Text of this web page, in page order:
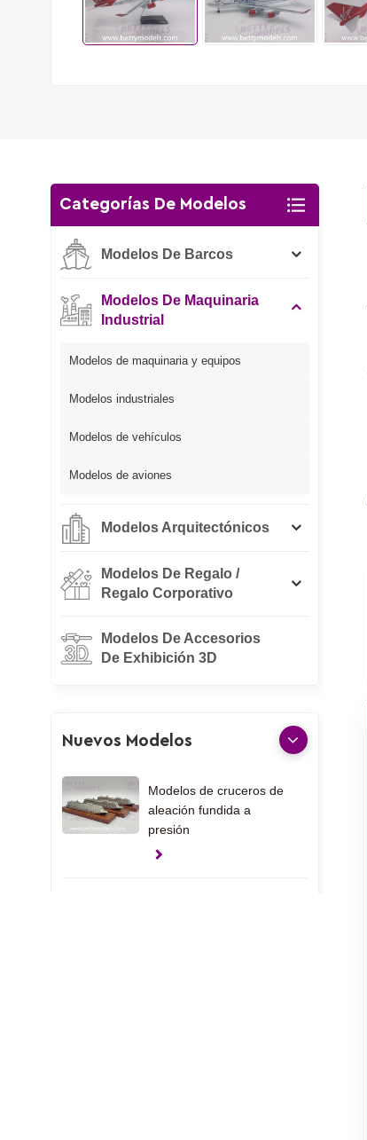
Categorías De Modelos
Modelos De Barcos
Modelos De Maquinaria
Industrial
Modelos de maquinaria y equipos
Modelos industriales
Modelos de vehículos
Modelos de aviones
Modelos Arquitectónicos
Modelos De Regalo /
Regalo Corporativo
Modelos De Accesorios
De Exhibición 3D
Nuevos Modelos
Modelos de cruceros de
aleación fundida a
presión